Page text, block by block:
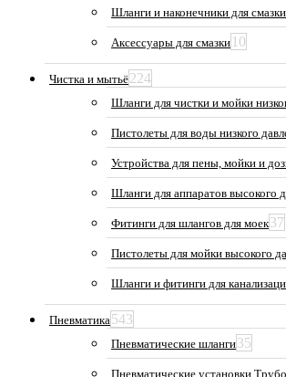
Шланги и наконечники для смазки
Аксессуары для смазки 10
Чистка и мытьё224
Шланги для чистки и мойки
Пистолеты для воды низкого
Устройства для пены, мойки и
Шланги для аппаратов высокого
Фитинги для шлангов для моек37
Пистолеты для мойки высокого
Шланги и фитинги для
Пневматика543
Пневматические шланги35
Пневматические установки